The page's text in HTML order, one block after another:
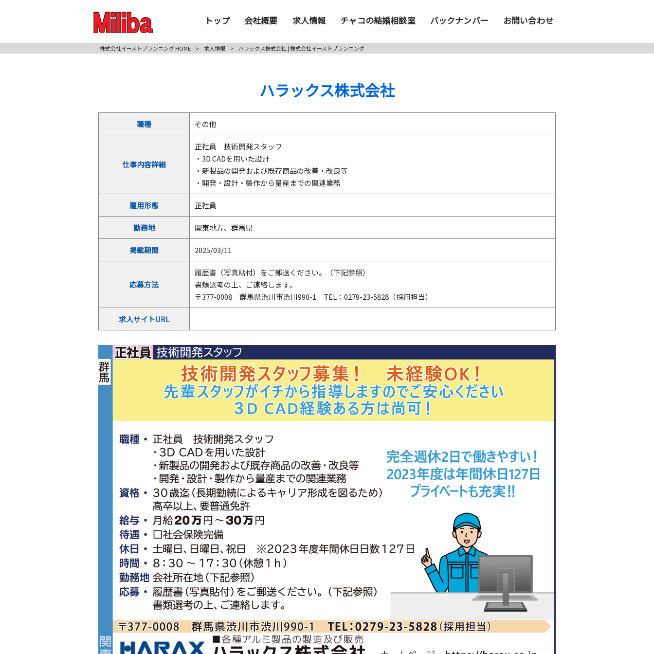
トップ 会社概要 求人情報 チャコの結婚相談室 バックナンバー お問い合わせ
株式会社イーストプランニング HOME > 求人情報 > ハラックス株式会社 | 株式会社イーストプランニング
ハラックス株式会社
職種 その他
仕事内容詳細
正社員 技術開発スタッフ
・3D CADを用いた設計
・新製品の開発および既存商品の改善・改良等
・開発・設計・製作から量産までの関連業務
雇用形態 正社員
勤務地 関東地方、群馬県
掲載期間 2025/03/11
応募方法
履歴書（写真貼付）をご郵送ください。（下記参照）
書類選考の上、ご連絡します。
〒377-0008 群馬県渋川市渋川990-1 TEL：0279-23-5828（採用担当）
求人サイトURL